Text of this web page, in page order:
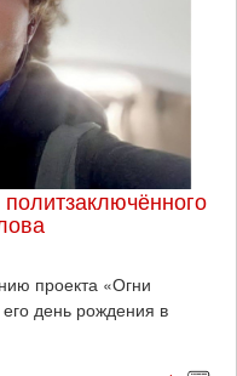
проекта «Огни
день рождения в